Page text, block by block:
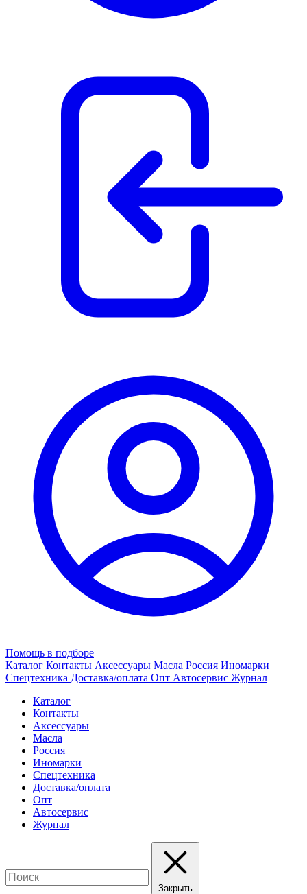
Помощь в подборе
Каталог Контакты Аксессуары Масла Россия Иномарки
Спецтехника Доставка/оплата Опт Автосервис Журнал
Каталог
Контакты
Аксессуары
Масла
Россия
Иномарки
Спецтехника
Доставка/оплата
Опт
Автосервис
Журнал
Закрыть